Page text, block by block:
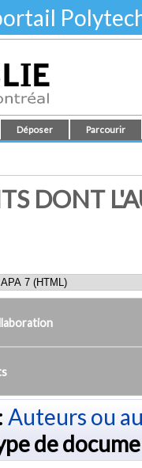
Déposer Parcourir
DONT
Auteurs ou
de